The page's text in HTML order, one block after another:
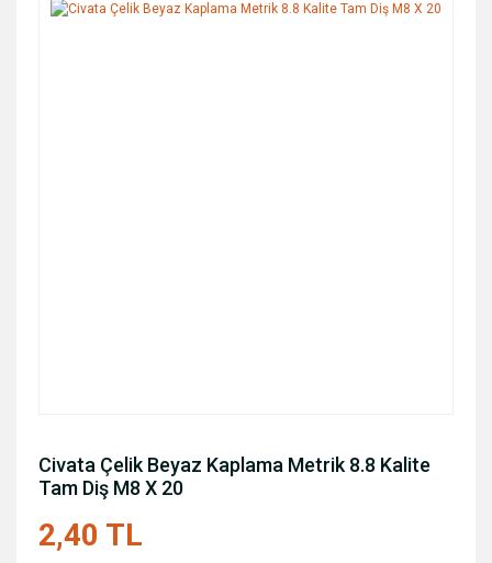
Civata Çelik Beyaz Kaplama Metrik 8.8 Kalite
Tam Diş M8 X 20
2,40 TL